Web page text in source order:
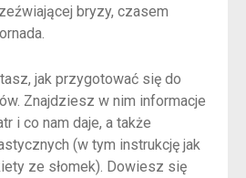
bryzy, czasem
jak przygotować się do
Znajdziesz w nim informacje
i co nam daje, a także
(w tym instrukcję jak
ze słomek). Dowiesz się